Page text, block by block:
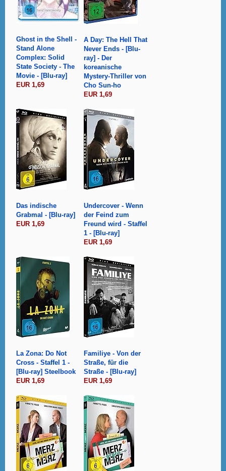
Ghost in the Shell -
Stand Alone
Complex: Solid
State Society - The
Movie - [Blu-ray]
EUR 1,69
A Day: The Hell That
Never Ends - [Blu-
ray] - Der
koreanische
Mystery-Thriller von
Cho Sun-ho
EUR 1,69
Das indische
Grabmal - [Blu-ray]
EUR 1,69
Undercover - Wenn
der Feind zum
Freund wird - Staffel
1 - [Blu-ray]
EUR 1,69
La Zona: Do Not
Cross - Staffel 1 -
[Blu-ray] Steelbook
EUR 1,69
Familiye - Von der
Straße, für die
Straße - [Blu-ray]
EUR 1,69